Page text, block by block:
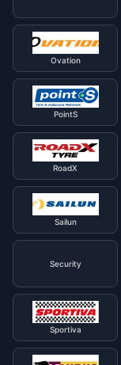
Ovation
PointS
RoadX
Sailun
Security
Sportiva